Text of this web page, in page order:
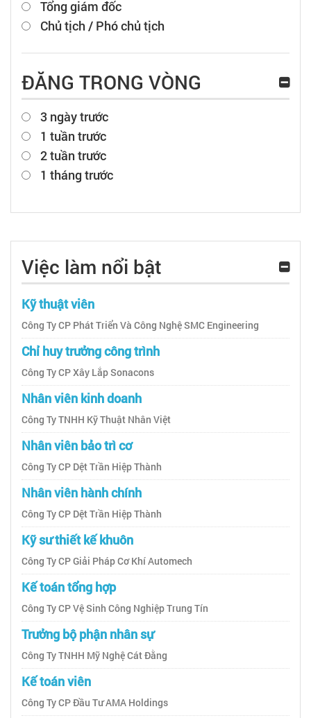
Tổng giám đốc
Chủ tịch / Phó chủ tịch
ĐĂNG TRONG VÒNG
3 ngày trước
1 tuần trước
2 tuần trước
1 tháng trước
Việc làm nổi bật
Kỹ thuật viên
Công Ty CP Phát Triển Và Công Nghệ SMC Engineering
Chỉ huy trưởng công trình
Công Ty CP Xây Lắp Sonacons
Nhân viên kinh doanh
Công Ty TNHH Kỹ Thuật Nhân Việt
Nhân viên bảo trì cơ
Công Ty CP Dệt Trần Hiệp Thành
Nhân viên hành chính
Công Ty CP Dệt Trần Hiệp Thành
Kỹ sư thiết kế khuôn
Công Ty CP Giải Pháp Cơ Khí Automech
Kế toán tổng hợp
Công Ty CP Vệ Sinh Công Nghiệp Trung Tín
Trưởng bộ phận nhân sự
Công Ty TNHH Mỹ Nghệ Cát Đằng
Kế toán viên
Công Ty CP Đầu Tư AMA Holdings